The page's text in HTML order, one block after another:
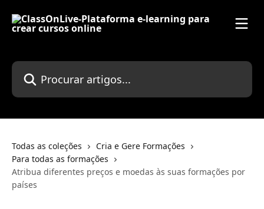
Procurar artigos...
Todas as coleções
Cria e Gere Formações
Para todas as formações
Atribua diferentes preços e moedas às suas formações por
países